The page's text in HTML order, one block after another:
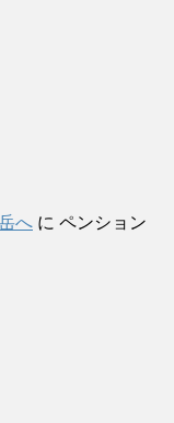
へ に ペンション